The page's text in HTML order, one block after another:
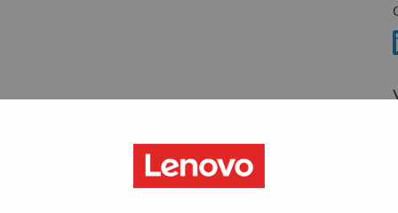
we do. We WOW our customers.